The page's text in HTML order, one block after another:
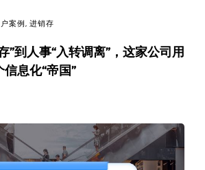
案例, 进销存
”到人事“入转调离”，这家公司用
息化“帝国”